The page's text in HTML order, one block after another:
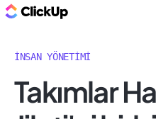
İNSAN YÖNETIMI
Takımlar